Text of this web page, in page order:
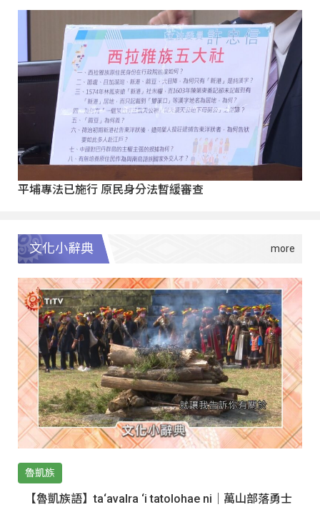
平埔專法已施行 原民身分法暫緩審查
文化小辭典
魯凱族
【魯凱族語】ta‘avalra ‘i tatolohae ni｜萬山部落勇士